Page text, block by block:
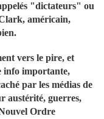
"dictateurs" ou
américain,
vers le pire, et
info importante,
par les médias de
austérité, guerres,
Ordre